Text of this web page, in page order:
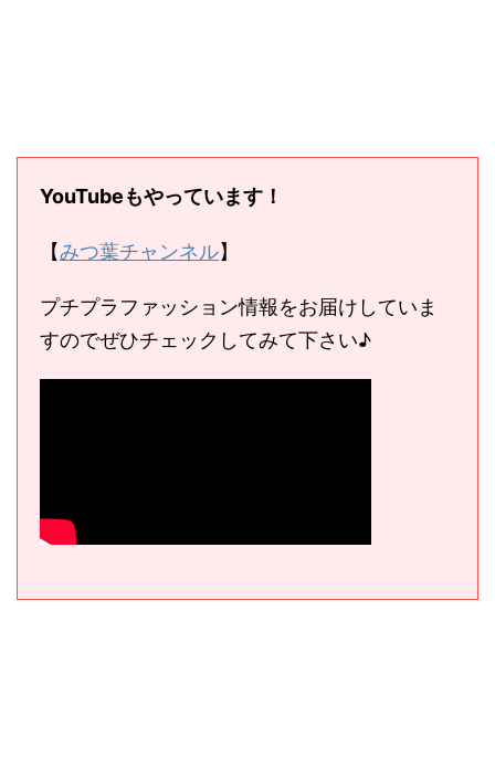
YouTubeもやっています！
【みつ葉チャンネル】
プチプラファッション情報をお届けしていま
すのでぜひチェックしてみて下さい♪